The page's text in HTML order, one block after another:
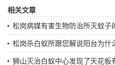
相关文章
松岗病媒有害生物防治所灭蚊子
松岗杀白蚁所跟您解说阳台为什
狮山灭治白蚁中心发现了天花板